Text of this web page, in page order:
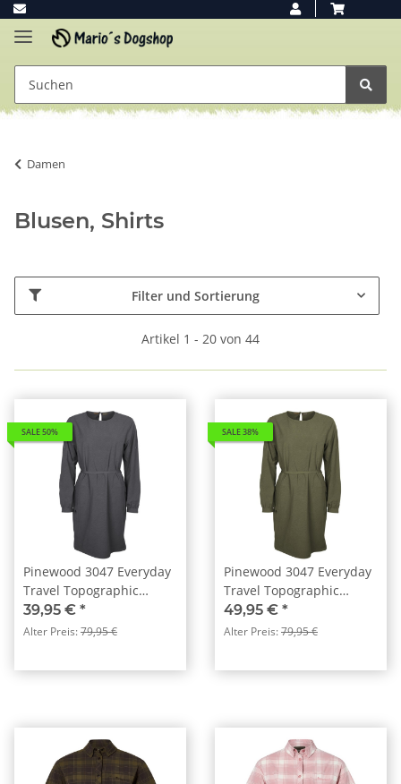
Damen
Blusen, Shirts
Filter und Sortierung
Artikel 1 - 20 von 44
SALE 50%
Pinewood 3047 Everyday
Travel Topographic
Damen Kleid Asch Grau
(413)
39,95 € *
Alter Preis:79,95 €
SALE 38%
Pinewood 3047 Everyday
Travel Topographic
Damen Kleid Grün (100)
49,95 € *
Alter Preis:79,95 €